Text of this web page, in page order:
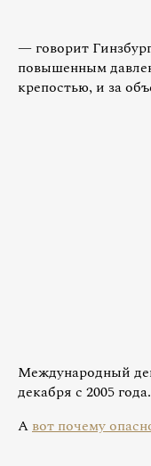
— говорит
повышенным
крепостью, и за
Международный
декабря с 2005 года.
Авот почему